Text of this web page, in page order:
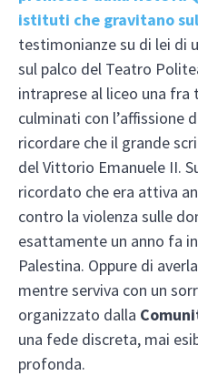
istituti che gravitano
testimonianze su di lei di
sul palco del Teatro
intraprese al liceo una
culminati con l’affissione
ricordare che il grande
del Vittorio Emanuele II.
ricordato che era attiva
contro la violenza sulle
esattamente un anno fa
Palestina. Oppure di
mentre serviva con un
organizzato dalla
una fede discreta, mai
profonda.